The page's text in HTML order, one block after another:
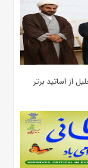
از اساتید برتر